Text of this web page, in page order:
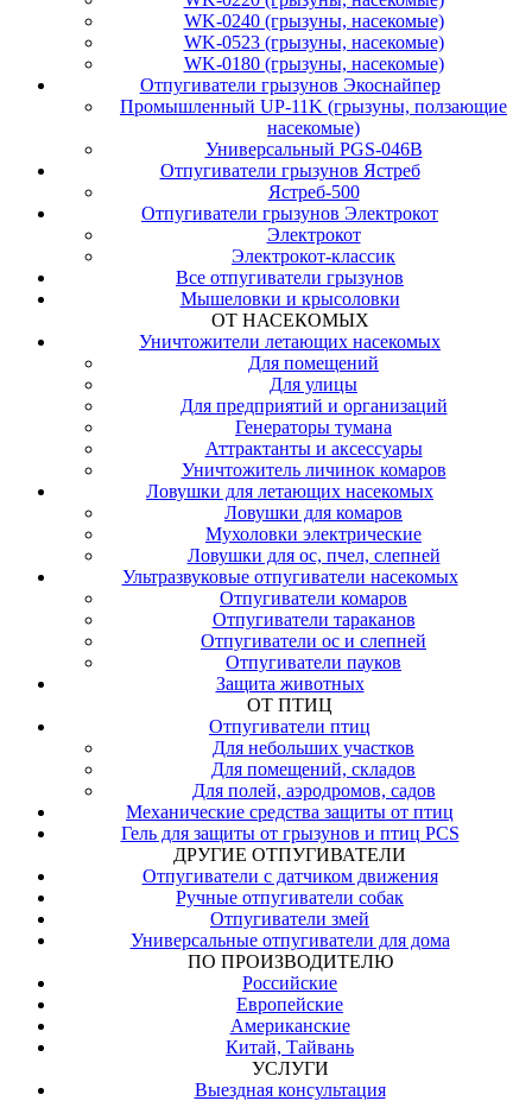
WK-0240 (грызуны, насекомые)
WK-0523 (грызуны, насекомые)
WK-0180 (грызуны, насекомые)
Отпугиватели грызунов Экоснайпер
Промышленный UP-11K (грызуны, ползающие
насекомые)
Универсальный PGS-046B
Отпугиватели грызунов Ястреб
Ястреб-500
Отпугиватели грызунов Электрокот
Электрокот
Электрокот-классик
Все отпугиватели грызунов
Мышеловки и крысоловки
ОТ НАСЕКОМЫХ
Уничтожители летающих насекомых
Для помещений
Для улицы
Для предприятий и организаций
Генераторы тумана
Аттрактанты и аксессуары
Уничтожитель личинок комаров
Ловушки для летающих насекомых
Ловушки для комаров
Мухоловки электрические
Ловушки для ос, пчел, слепней
Ультразвуковые отпугиватели насекомых
Отпугиватели комаров
Отпугиватели тараканов
Отпугиватели ос и слепней
Отпугиватели пауков
Защита животных
ОТ ПТИЦ
Отпугиватели птиц
Для небольших участков
Для помещений, складов
Для полей, аэродромов, садов
Механические средства защиты от птиц
Гель для защиты от грызунов и птиц PCS
ДРУГИЕ ОТПУГИВАТЕЛИ
Отпугиватели с датчиком движения
Ручные отпугиватели собак
Отпугиватели змей
Универсальные отпугиватели для дома
ПО ПРОИЗВОДИТЕЛЮ
Российские
Европейские
Американские
Китай, Тайвань
УСЛУГИ
Выездная консультация